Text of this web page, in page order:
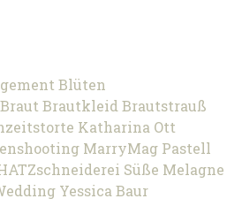
Blüten
Braut Brautkleid Brautstrauß
Katharina Ott
MarryMag Pastell
Süße Melagne
Yessica Baur